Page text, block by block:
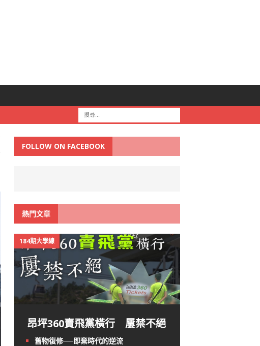
FOLLOW ON FACEBOOK
熱門文章
184期大學線
昂坪360賣飛黨橫行 屢禁不絕
舊物復修──即棄時代的逆流